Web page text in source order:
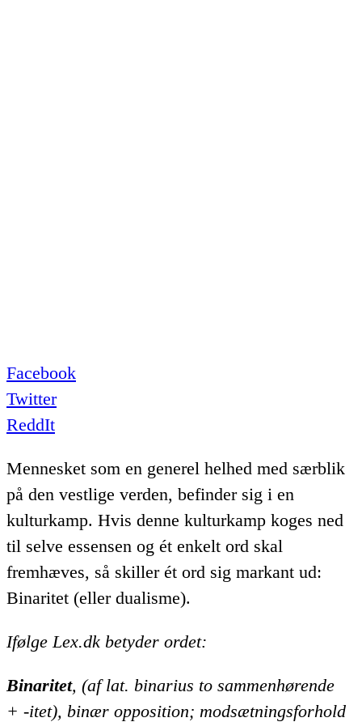
Facebook
Twitter
ReddIt
Mennesket som en generel helhed med særblik
på den vestlige verden, befinder sig i en
kulturkamp. Hvis denne kulturkamp koges ned
til selve essensen og ét enkelt ord skal
fremhæves, så skiller ét ord sig markant ud:
Binaritet (eller dualisme).
Ifølge Lex.dk betyder ordet:
Binaritet, (af lat. binarius to sammenhørende
+ -itet), binær opposition; modsætningsforhold